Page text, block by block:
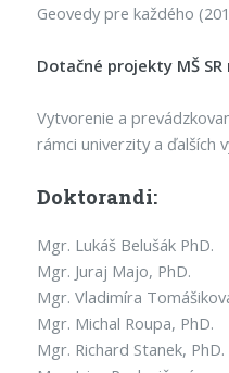
Geovedy pre každého
Dotačné projekty MŠ
Vytvorenie a
rámci univerzity a ďalších
Doktorandi:
Mgr. Lukáš Belušák PhD.
Mgr. Juraj Majo, PhD.
Mgr. Vladimíra
Mgr. Michal Roupa, PhD.
Mgr. Richard Stanek, PhD.